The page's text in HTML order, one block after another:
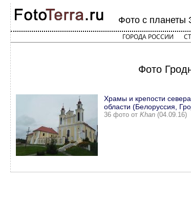
Фото с планеты
ГОРОДА РОССИИ
Фото
Храмы и крепости
области (Белоруссия,
36 фото от Khan (04.09.16)